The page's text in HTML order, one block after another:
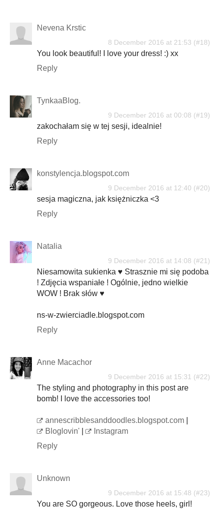
Nevena Krstic
8 December 2016 at 21:53
You look beautiful! I love your dress! :) xx
Reply
TynkaaBlog.
9 December 2016 at 00:08
zakochałam się w tej sesji, idealnie!
Reply
konstylencja.blogspot.com
9 December 2016 at 12:40
sesja magiczna, jak księżniczka <3
Reply
Natalia
9 December 2016 at 14:08
Niesamowita sukienka ♥ Strasznie mi się podoba
! Zdjęcia wspaniałe ! Ogólnie, jedno wielkie
WOW ! Brak słów ♥
ns-w-zwierciadle.blogspot.com
Reply
Anne Macachor
9 December 2016 at 15:31
The styling and photography in this post are
bomb! I love the accessories too!
annescribblesanddoodles.blogspot.com
Bloglovin'
Instagram
Reply
Unknown
9 December 2016 at 15:48
You are SO gorgeous. Love those heels, girl!